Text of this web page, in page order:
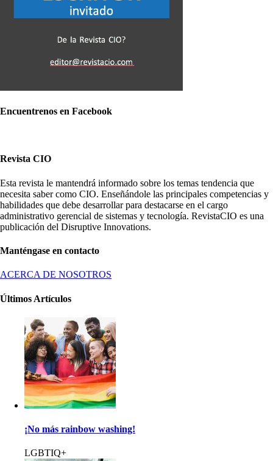
Encuentrenos en Facebook
Revista CIO
Esta revista le mantendrá informado sobre los temas tendencia que
necesita saber como CIO. Enseñándole las principales competencias y
habilidades que debe desarrollar para destacarse en el cargo
administrativo gerencial de sistemas y tecnología. RevistaCIO es una
publicación del Disruptive Innovations.
Manténgase en contacto
ACERCA DE NOSOTROS
Últimos Artículos
¡No más rainbow washing!
LGBTIQ+